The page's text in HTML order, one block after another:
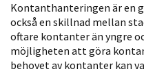
Kontanthanteringen är en
också en skillnad mellan
oftare kontanter än yngre
möjligheten att göra
behovet av kontanter kan